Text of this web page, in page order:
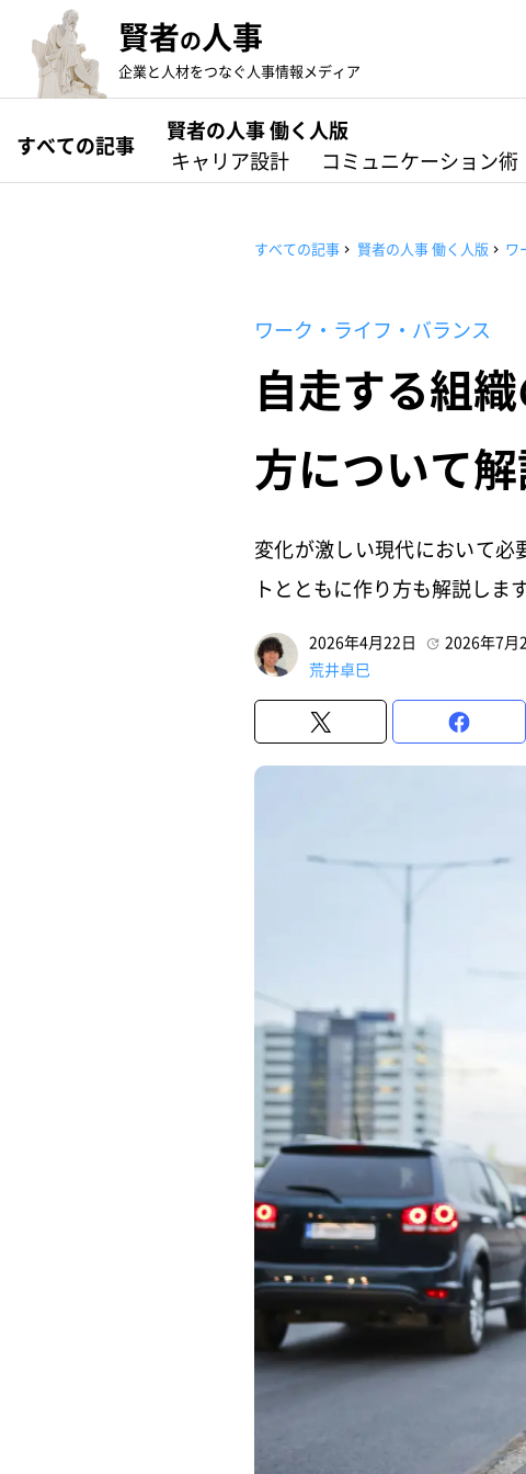
賢者の人事
企業と人材をつなぐ人事情報メディア
すべての記事
賢者の人事 働く人版
キャリア設計
コミュニケーション術
すべての記事 賢者の人事 働く人版 ワ
ワーク・ライフ・バランス
自走する組
方について
変化が激しい現代において
トとともに作り方も解説します
2026年4月22日
2026年7月
荒井卓巳